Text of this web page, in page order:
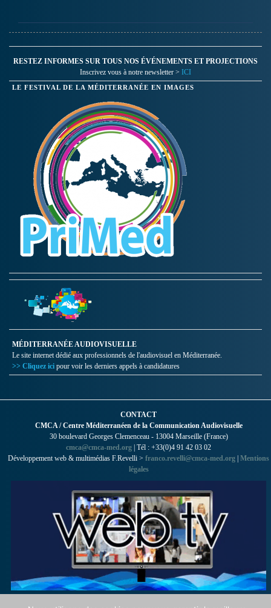
RESTEZ INFORMES SUR TOUS NOS ÉVÉNEMENTS ET PROJECTIONS
Inscrivez vous à notre newsletter > ICI
LE FESTIVAL DE LA MÉDITERRANÉE EN IMAGES
MÉDITERRANÉE AUDIOVISUELLE
Le site internet dédié aux professionnels de l'audiovisuel en Méditerranée.
>> Cliquez ici pour voir les derniers appels à candidatures
CONTACT
CMCA / Centre Méditerranéen de la Communication Audiovisuelle
30 boulevard Georges Clemenceau - 13004 Marseille (France)
cmca@cmca-med.org | Tél : +33(0)4 91 42 03 02
Développement web & multimédias F.Revelli > franco.revelli@cmca-med.org Mentions
légales